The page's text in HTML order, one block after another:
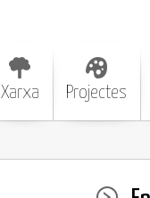
Xarxa Projectes